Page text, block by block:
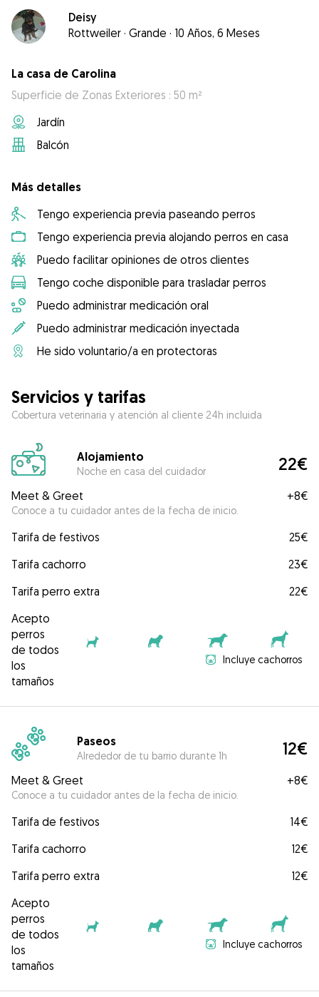
Deisy
Rottweiler · Grande · 10 Años, 6 Meses
La casa de Carolina
Superficie de Zonas Exteriores : 50 m²
Jardín
Balcón
Más detalles
Tengo experiencia previa paseando perros
Tengo experiencia previa alojando perros en casa
Puedo facilitar opiniones de otros clientes
Tengo coche disponible para trasladar perros
Puedo administrar medicación oral
Puedo administrar medicación inyectada
He sido voluntario/a en protectoras
Servicios y tarifas
Cobertura veterinaria y atención al cliente 24h incluida
Alojamiento
Noche en casa del cuidador 22€
Meet & Greet
Conoce a tu cuidador antes de la fecha de inicio.
+8€
Tarifa de festivos
25€
Tarifa cachorro
23€
Tarifa perro extra
22€
Acepto
perros
de todos
los
tamaños
Incluye cachorros
Paseos
Alrededor de tu barrio durante 1h 12€
Meet & Greet
Conoce a tu cuidador antes de la fecha de inicio.
+8€
Tarifa de festivos
14€
Tarifa cachorro
12€
Tarifa perro extra
12€
Acepto
perros
de todos
los
tamaños
Incluye cachorros